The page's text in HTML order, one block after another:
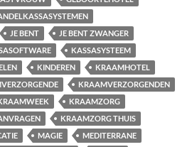
JE BENT
JE BENT ZWANGER
KASSASYSTEEM
KINDEREN
KRAAMHOTEL
KRAAMVERZORGENDEN
KRAAMZORG
KRAAMZORG THUIS
MAGIE
MEDITERRANE